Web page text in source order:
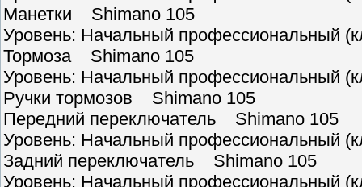
Манетки Shimano 105
Уровень: Начальный профессиональный
Тормоза Shimano 105
Уровень: Начальный профессиональный
Ручки тормозов Shimano 105
Передний переключатель Shimano 105
Уровень: Начальный профессиональный
Задний переключатель Shimano 105
Уровень: Начальный профессиональный